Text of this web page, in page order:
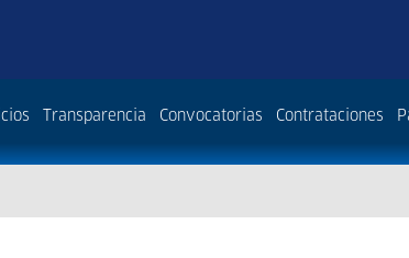
Transparencia Convocatorias Contrataciones